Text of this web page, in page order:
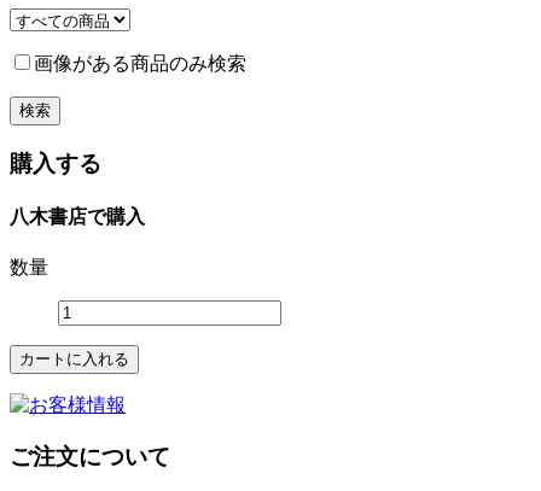
画像がある商品のみ検索
購入する
八木書店で購入
数量
ご注文について